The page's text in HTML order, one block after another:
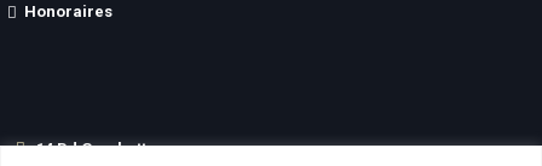
Honoraires
14 Bd Gambetta